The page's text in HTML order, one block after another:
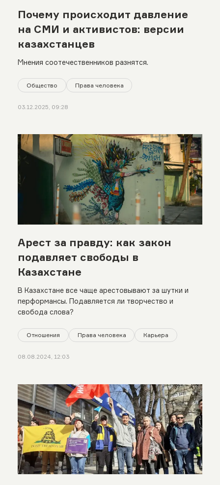
Почему происходит давление
на СМИ и активистов: версии
казахстанцев
Мнения соотечественников разнятся.
Общество Права человека
03.12.2025, 09:28
Арест за правду: как закон
подавляет свободы в
Казахстане
В Казахстане все чаще арестовывают за шутки и
перформансы. Подавляется ли творчество и
свобода слова?
Отношения Права человека Карьера
08.08.2024, 12:03